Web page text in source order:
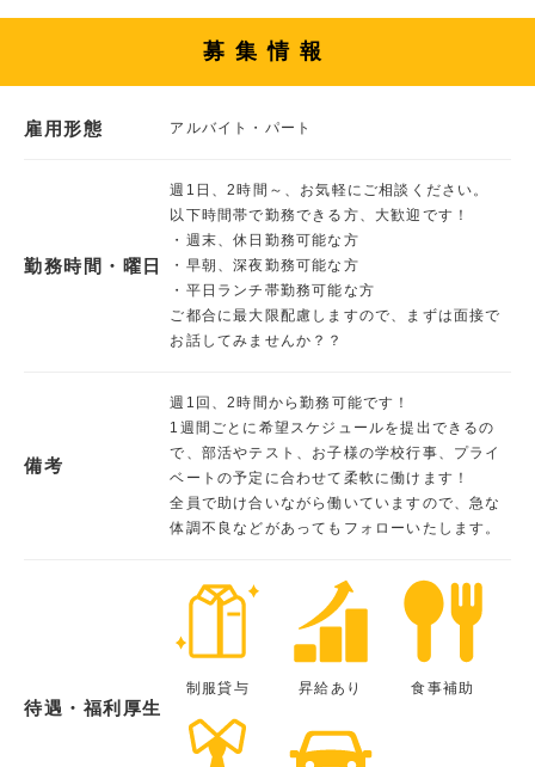
募集情報
雇用形態 アルバイト・パート
勤務時間・曜日
週1日、2時間～、お気軽にご相談ください。
以下時間帯で勤務できる方、大歓迎です！
・週末、休日勤務可能な方
・早朝、深夜勤務可能な方
・平日ランチ帯勤務可能な方
ご都合に最大限配慮しますので、まずは面接で
お話してみませんか？？
備考
週1回、2時間から勤務可能です！
1週間ごとに希望スケジュールを提出できるの
で、部活やテスト、お子様の学校行事、プライ
ベートの予定に合わせて柔軟に働けます！
全員で助け合いながら働いていますので、急な
体調不良などがあってもフォローいたします。
待遇・福利厚生
制服貸与 昇給あり 食事補助